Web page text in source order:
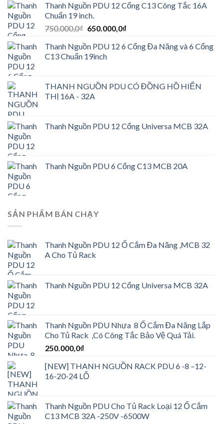
Thanh Nguồn PDU 12 Cổng C13 Công Tắc 16A
Chuẩn 19 inch.
750.000,0₫ Giá
là:
750.000,0₫.
650.000,0₫Giá
tại
Thanh Nguồn PDU 12 6 Cổng Đa Năng và 6 Cổng
C13 Chuẩn 19inch
THANH NGUỒN PDU CÓ ĐỒNG HỒ HIỂN
THỊ 16A - 32A
Thanh Nguồn PDU 12 Cổng Universa MCB 32A
Thanh Nguồn PDU 6 Cổng C13 MCB 20A
SẢN PHẨM BÁN CHẠY
Thanh Nguồn PDU 12 Ổ Cắm Đa Năng ,MCB 32
A Cho Tủ Rack
Thanh Nguồn PDU 12 Cổng Universa MCB 32A
Thanh Nguồn PDU Nhựa 8 Ổ Cắm Đa Năng Lắp
Cho Tủ Rack ,Có Công Tắc Bảo Vệ Quá Tải.
250.000,0₫
[NEW] THANH NGUỒN RACK PDU 6 -8 –12-
16-20-24 LỖ
Thanh Nguồn PDU Cho Tủ Rack Loại 12 Ổ Cắm
C13 MCB 32A -250V -6500W